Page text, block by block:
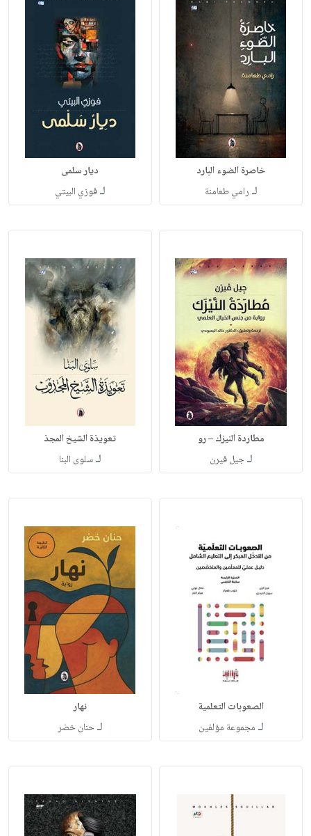
خاصرة الضوء البارد
لـ رامي طعامنة
ديار سلمى
لـفوزي البيتي
مطاردة النيزك – رو
لـجيل فيرن
تعويذة الشيخ المجذ
لـسلوى البنا
الصعوبات التعلمية
لـ مجموعة مؤلفين
نهار
لـحنان خضر